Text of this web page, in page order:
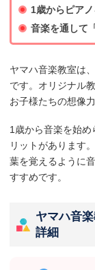
1歳からピア
音楽を通して
ヤマハ音楽教室は
です。オリジナル
お子様たちの想像
1歳から音楽を始
リットがあります
葉を覚えるように
すすめです。
ヤマハ音
詳細